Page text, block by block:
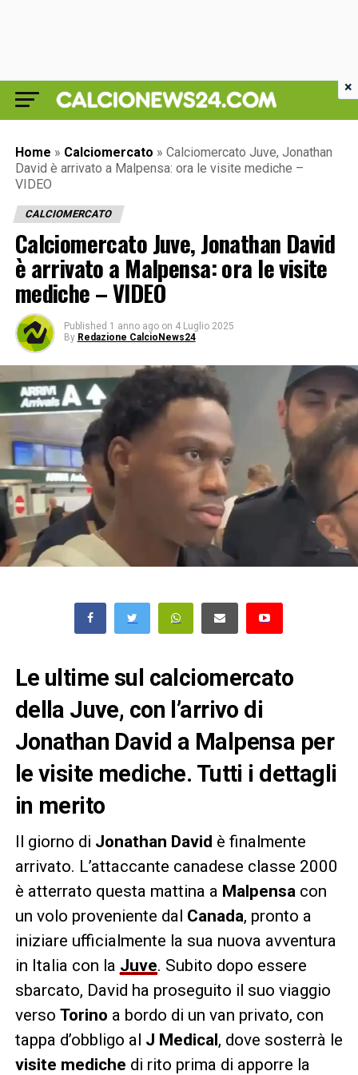
Home » Calciomercato » Calciomercato Juve, Jonathan
David è arrivato a Malpensa: ora le visite mediche –
VIDEO
CALCIOMERCATO
Calciomercato Juve, Jonathan David
è arrivato a Malpensa: ora le visite
mediche – VIDEO
Published 1 anno ago on 4 Luglio 2025
By Redazione CalcioNews24
Le ultime sul calciomercato
della Juve, con l’arrivo di
Jonathan David a Malpensa per
le visite mediche. Tutti i dettagli
in merito
Il giorno di Jonathan David è finalmente
arrivato. L’attaccante canadese classe 2000
è atterrato questa mattina a Malpensa con
un volo proveniente dal Canada, pronto a
iniziare ufficialmente la sua nuova avventura
in Italia con la Juve. Subito dopo essere
sbarcato, David ha proseguito il suo viaggio
verso Torino a bordo di un van privato, con
tappa d’obbligo al J Medical, dove sosterrà le
visite mediche di rito prima di apporre la
×